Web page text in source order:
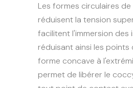
Les formes circulaires de
réduisent la tension
facilitent l'immersion des
réduisant ainsi les points
forme concave à
permet de libérer le